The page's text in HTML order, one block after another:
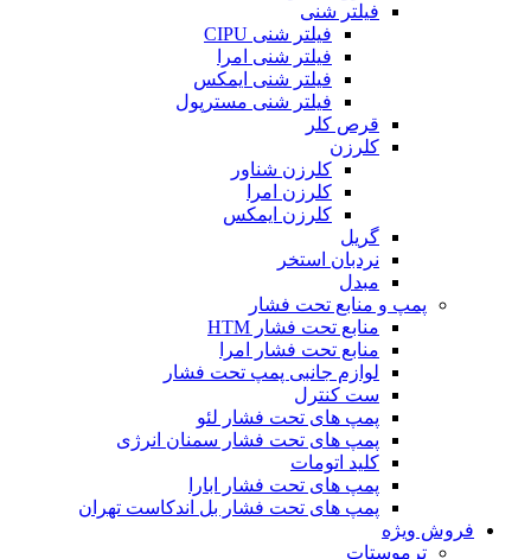
فیلتر شنی
فیلتر شنی CIPU
فیلتر شنی امرا
فیلتر شنی ایمکس
فیلتر شنی مسترپول
قرص کلر
کلرزن
کلرزن شناور
کلرزن امرا
کلرزن ایمکس
گریل
نردبان استخر
مبدل
پمپ و منابع تحت فشار
منابع تحت فشار HTM‎
منابع تحت فشار امرا
لوازم جانبی پمپ تحت فشار
ست کنترل
پمپ های تحت فشار لئو
پمپ های تحت فشار سمنان انرژی
کلید اتومات
پمپ های تحت فشار ابارا
پمپ های تحت فشار بل اندکاست تهران
فروش ویژه
ترموستات